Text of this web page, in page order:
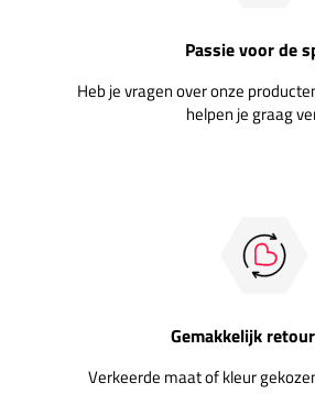
Passie voor de
Heb je vragen over onze
helpen je graag
Gemakkelijk
Verkeerde maat of kleur